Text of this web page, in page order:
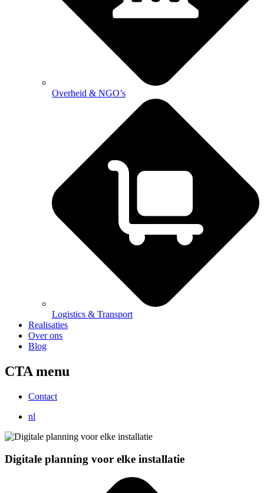
Overheid & NGO’s
Logistics & Transport
Realisaties
Over ons
Blog
CTA menu
Contact
nl
Digitale planning voor elke installatie